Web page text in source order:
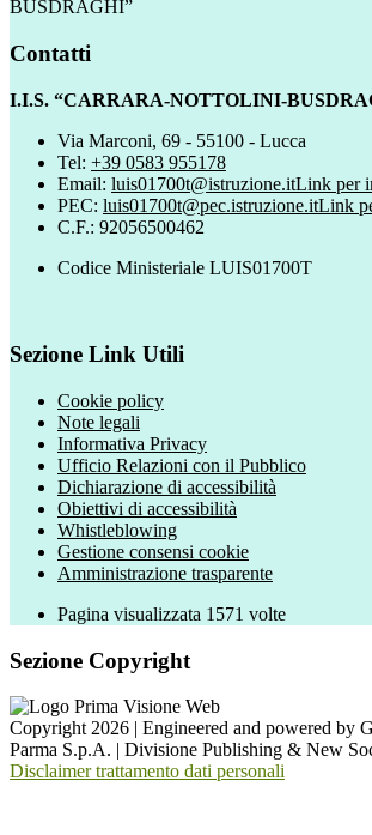
BUSDRAGHI”
Contatti
I.I.S. “CARRARA-NOTTOLINI-
Via Marconi, 69 - 55100 - Lucca
Tel: +39 0583 955178
Email: luis01700t@istruzione.itLink per
PEC: luis01700t@pec.istruzione.itLink
C.F.: 92056500462
Codice Ministeriale LUIS01700T
Sezione Link Utili
Cookie policy
Note legali
Informativa Privacy
Ufficio Relazioni con il Pubblico
Dichiarazione di accessibilità
Obiettivi di accessibilità
Whistleblowing
Gestione consensi cookie
Amministrazione trasparente
Pagina visualizzata 1571 volte
Sezione Copyright
Copyright 2026 | Engineered and powered by
Parma S.p.A. | Divisione Publishing & New
Disclaimer trattamento dati personali